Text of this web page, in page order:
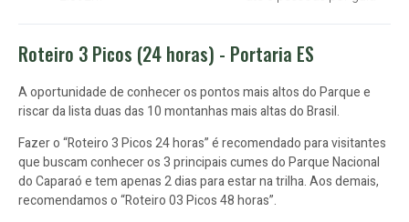
Roteiro 3 Picos (24 horas) - Portaria ES
A oportunidade de conhecer os pontos mais altos do Parque e
riscar da lista duas das 10 montanhas mais altas do Brasil.
Fazer o “Roteiro 3 Picos 24 horas” é recomendado para visitantes
que buscam conhecer os 3 principais cumes do Parque Nacional
do Caparaó e tem apenas 2 dias para estar na trilha. Aos demais,
recomendamos o “Roteiro 03 Picos 48 horas”.